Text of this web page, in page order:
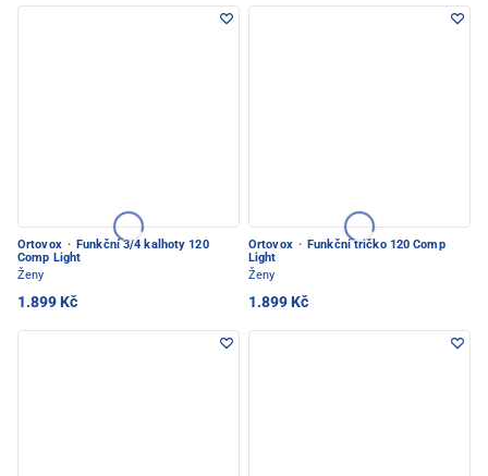
Ortovox · Funkční 3/4 kalhoty 120
Comp Light
Ženy
1.899 Kč
Ortovox · Funkční tričko 120 Comp
Light
Ženy
1.899 Kč